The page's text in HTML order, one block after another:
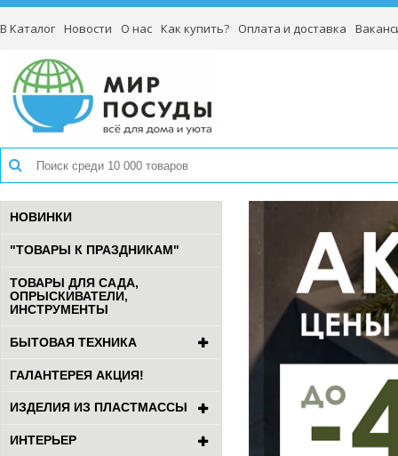
В Каталог Новости О нас Как купить? Оплата и доставка
НОВИНКИ
"ТОВАРЫ К ПРАЗДНИКАМ"
ТОВАРЫ ДЛЯ САДА,
ОПРЫСКИВАТЕЛИ,
ИНСТРУМЕНТЫ
БЫТОВАЯ ТЕХНИКА
ГАЛАНТЕРЕЯ АКЦИЯ!
ИЗДЕЛИЯ ИЗ ПЛАСТМАССЫ
ИНТЕРЬЕР